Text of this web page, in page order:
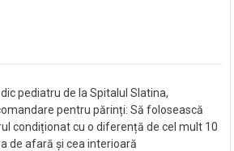
pediatru de la Spitalul Slatina,
pentru părinți: Să folosească
condiționat cu o diferență de cel mult 10
de afară și cea interioară